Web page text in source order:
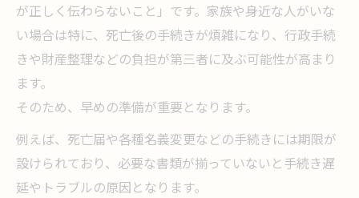
が正しく伝わらないこと」です。家族や身近な人がいな
い場合は特に、死亡後の手続きが煩雑になり、行政手続
きや財産整理などの負担が第三者に及ぶ可能性が高まり
ます。
そのため、早めの準備が重要となります。
例えば、死亡届や各種名義変更などの手続きには期限が
設けられており、必要な書類が揃っていないと手続き遅
延やトラブルの原因となります。